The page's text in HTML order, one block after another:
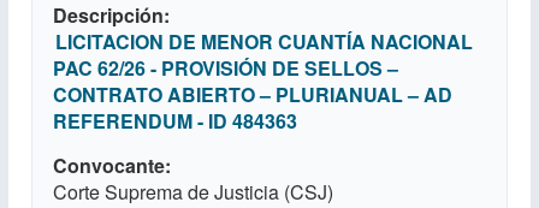
Descripción
LICITACION DE MENOR CUANTÍA NACIONAL
PAC 62/26 - PROVISIÓN DE SELLOS –
CONTRATO ABIERTO – PLURIANUAL – AD
REFERENDUM - ID 484363
Convocante
Corte Suprema de Justicia (CSJ)